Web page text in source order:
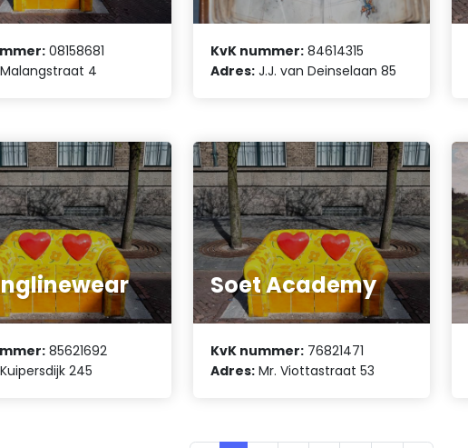
08158681
Malangstraat 4
KvK nummer: 84614315
Adres: J.J. van Deinselaan 85
85621692
Kuipersdijk 245
Soet Academy
KvK nummer: 76821471
Adres: Mr. Viottastraat 53